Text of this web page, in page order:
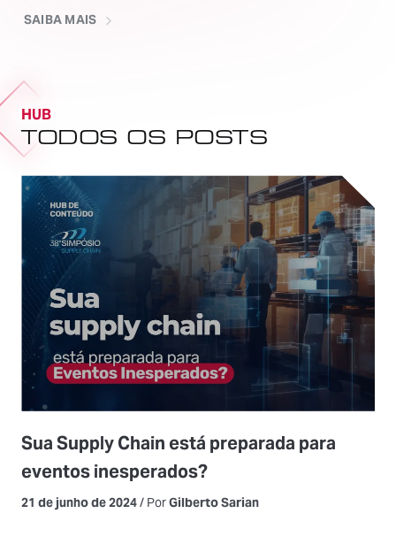
uprimentos, exigindo adaptação e resiliência por part
o tem sido desafiador em diversos setores — e a sup
[…]
SAIBA MAIS
HUB
TODOS OS POSTS
Sua Supply Chain está preparada para
eventos inesperados?
21 de junho de 2024/ PorGilberto Sarian